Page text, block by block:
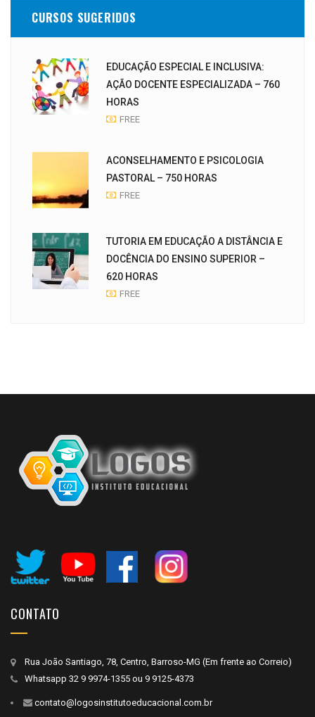
CURSOS SUGERIDOS
EDUCAÇÃO ESPECIAL E INCLUSIVA:
AÇÃO DOCENTE ESPECIALIZADA – 760
HORAS
FREE
ACONSELHAMENTO E PSICOLOGIA
PASTORAL – 750 HORAS
FREE
TUTORIA EM EDUCAÇÃO A DISTÂNCIA E
DOCÊNCIA DO ENSINO SUPERIOR –
620 HORAS
FREE
CONTATO
Rua João Santiago, 78, Centro, Barroso-MG (Em frente ao Correio)
Whatsapp 32 9 9974-1355 ou 9 9125-4373
contato@logosinstitutoeducacional.com.br